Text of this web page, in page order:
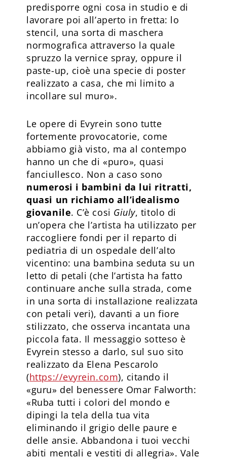
predisporre ogni cosa in studio e di
lavorare poi all’aperto in fretta: lo
stencil, una sorta di maschera
normografica attraverso la quale
spruzzo la vernice spray, oppure il
paste-up, cioè una specie di poster
realizzato a casa, che mi limito a
incollare sul muro».
Le opere di Evyrein sono tutte
fortemente provocatorie, come
abbiamo già visto, ma al contempo
hanno un che di «puro», quasi
fanciullesco. Non a caso sono
numerosi i bambini da lui ritratti,
quasi un richiamo all’idealismo
giovanile. C’è cosi Giuly, titolo di
un’opera che l’artista ha utilizzato per
raccogliere fondi per il reparto di
pediatria di un ospedale dell’alto
vicentino: una bambina seduta su un
letto di petali (che l’artista ha fatto
continuare anche sulla strada, come
in una sorta di installazione realizzata
con petali veri), davanti a un fiore
stilizzato, che osserva incantata una
piccola fata. Il messaggio sotteso è
Evyrein stesso a darlo, sul suo sito
realizzato da Elena Pescarolo
(https://evyrein.com), citando il
«guru» del benessere Omar Falworth:
«Ruba tutti i colori del mondo e
dipingi la tela della tua vita
eliminando il grigio delle paure e
delle ansie. Abbandona i tuoi vecchi
abiti mentali e vestiti di allegria». Vale